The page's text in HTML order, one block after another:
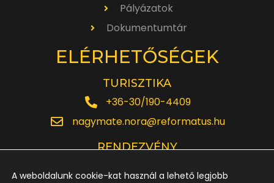
Pályázatok
Dokumentumtár
ELÉRHETŐSÉGEK
TURISZTIKA
+36-30/190-4409
nagymate.nora@reformatus.hu
RENDEZVÉNY
A weboldalunk cookie-kat használ a lehető legjobb